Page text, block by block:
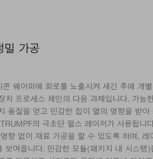
밀 가공
콘 웨이퍼에 회로를 노출시켜 새긴 후에 개
치 프로세스 체인의 다음 과제입니다. 가능
품질을 얻고 민감한 칩이 열의 영향을 받아
의 극초단 펄스 레이저가 사용됩니
향 없이 재료 가공을 할 수 있도록 하며, 레
보여줍니다. 민감한 모듈(패키지 내 시스템)